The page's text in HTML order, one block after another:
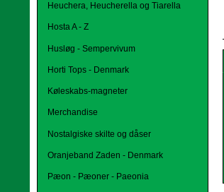
Heuchera, Heucherella og Tiarella
Hosta A - Z
Husløg - Sempervivum
Horti Tops - Denmark
Køleskabs-magneter
Merchandise
Nostalgiske skilte og dåser
Oranjeband Zaden - Denmark
Pæon - Pæoner - Paeonia